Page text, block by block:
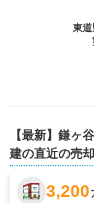
東道
【最新】鎌ヶ
建の直近の売
3,200